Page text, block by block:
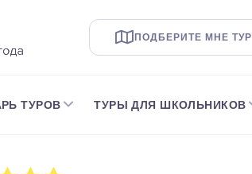
ПОДБЕРИТЕ МНЕ ТУР
ТУРОВ ТУРЫ ДЛЯ ШКОЛЬНИКОВ